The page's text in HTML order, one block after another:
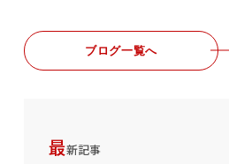
ブログ一覧へ
最新記事